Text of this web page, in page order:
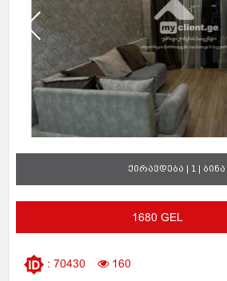
ქირავდება | 1 | ბინა
1680 GEL
: 70430 160